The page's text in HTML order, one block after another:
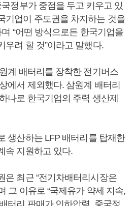
정부가 중점을 두고 키우고 있
기업이 주도권을 차지하는 것을
“어떤 방식으로든 한국기업을
우려 할 것”이라고 말했다.
계 배터리를 장착한 전기버스
에서 제외했다. 삼원계 배터리
나로 한국기업의 주력 생산제
생산하는 LFP 배터리를 탑재한
속 지원하고 있다.
은 최근 “전기차배터리시장은
그 이유로 “국제유가 약세 지속,
터리 판매가 인하압력, 중국정